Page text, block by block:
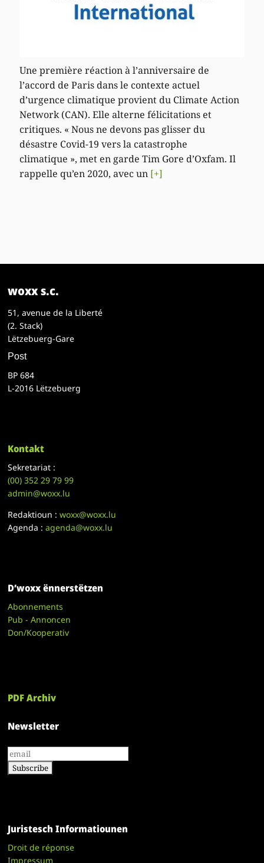
Une première réaction à l’anniversaire de
l’accord de Paris dans le contexte actuel
d’urgence climatique provient du Climate Action
Network (CAN). Elle alterne félicitations et
critiques. « Nous ne devons pas glisser du
désastre Covid-19 vers la catastrophe
climatique », met en garde Tim Gore d’Oxfam. Il
rappelle qu’en 2020, avec un [+]
woxx s.c.
51, avenue de la Liberté
(2. Stack)
Lëtzebuerg-Gare
Post
BP 684
L-2016 Lëtzebuerg
Kontakt
Sekretariat :
(00)352 29 79 99
admin@woxx.lu
Redaktioun :woxx@woxx.lu
Agenda :agenda@woxx.lu
D’woxx ënnerstëtzen
Abonnements
Pub - Annoncen
Don/Kooperativ
PDF Archiv
Newsletter
Juristesch Informatiounen
Droit de réponse
Impressum